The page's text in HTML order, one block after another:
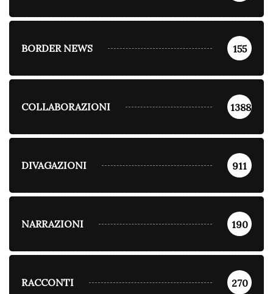
BORDER NEWS 155
COLLABORAZIONI 1388
DIVAGAZIONI 911
NARRAZIONI 190
RACCONTI 270